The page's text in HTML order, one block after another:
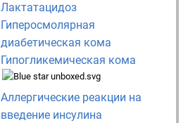
Лактатацидоз
Гиперосмолярная
диабетическая кома
Гипогликемическая кома
Аллергические реакции на
введение инсулина